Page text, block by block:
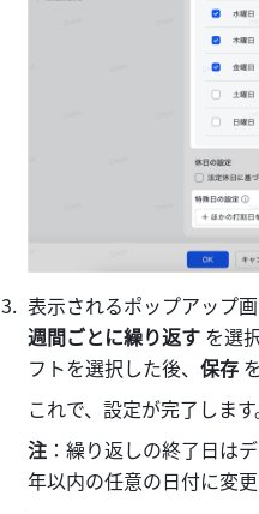
表示されるポップアップ
週間ごとに繰り返す を選
フトを選択した後、 保存
これで、設定が完了します
注 ：繰り返しの終了日は
年以内の任意の日付に変更